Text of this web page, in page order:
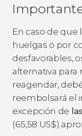
En caso de que
huelgas o por
desfavorables,
alternativa para
reagendar,
reembolsará el
excepción de
(65,58 US$)